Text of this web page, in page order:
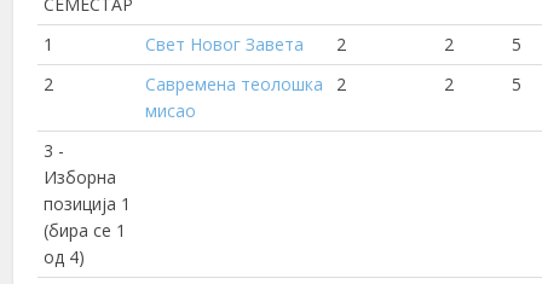
1
Свет Новог Завета 2 2
5
2
Савремена теолошка
мисао
2 2 5
3 -
Изборна
позиција 1
(бира се 1
од 4)